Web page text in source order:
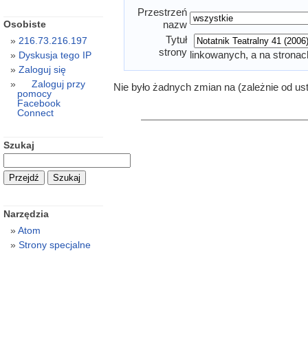
Przestrzeń
nazw
Tytuł
strony linkowanych, a na
Nie było żadnych zmian na (zależnie od
Osobiste
216.73.216.197
Dyskusja tego IP
Zaloguj się
Zaloguj przy
pomocy
Facebook
Connect
Szukaj
Narzędzia
Atom
Strony specjalne